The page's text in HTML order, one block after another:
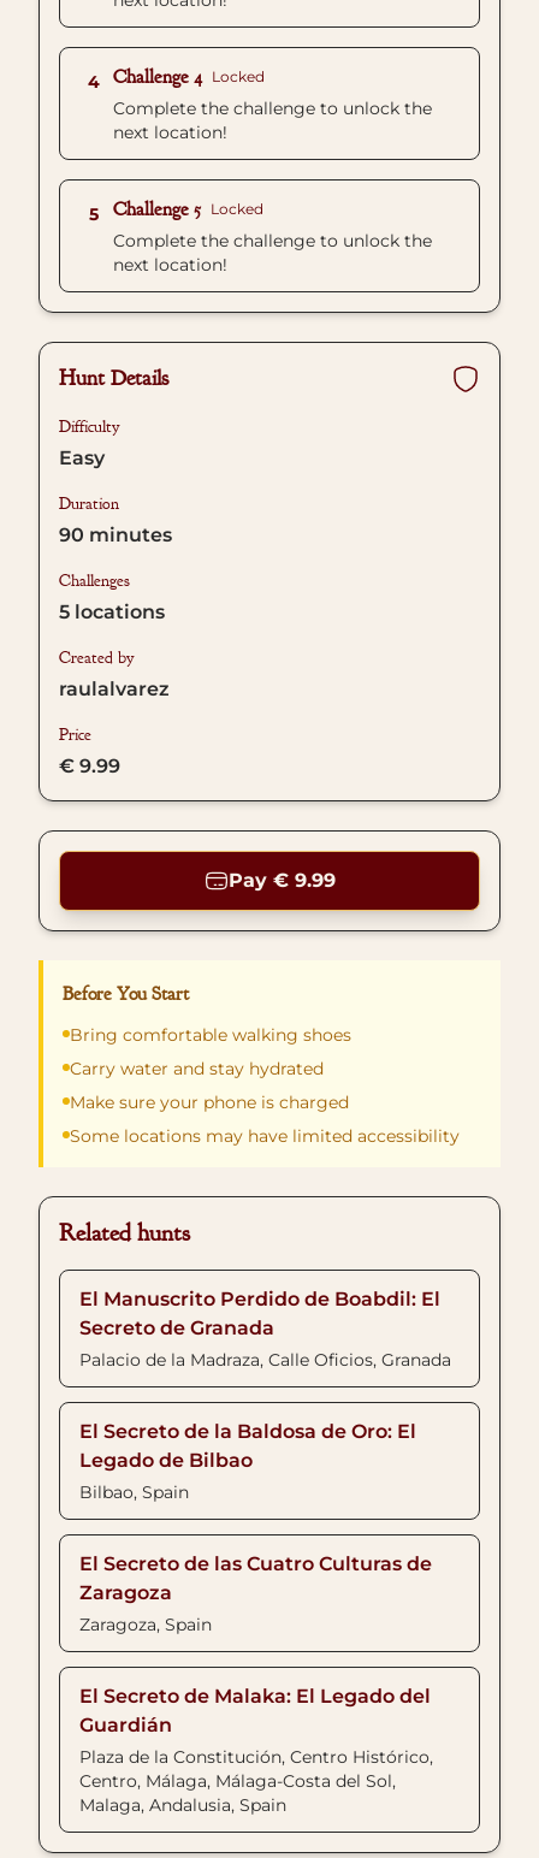
4 Challenge 4 Locked
Complete the challenge to unlock the
next location!
5 Challenge 5 Locked
Complete the challenge to unlock the
next location!
Hunt Details
Difficulty
Easy
Duration
90 minutes
Challenges
5 locations
Created by
raulalvarez
Price
€ 9.99
Pay € 9.99
Before You Start
Bring comfortable walking shoes
Carry water and stay hydrated
Make sure your phone is charged
Some locations may have limited accessibility
Related hunts
El Manuscrito Perdido de Boabdil: El
Secreto de Granada
Palacio de la Madraza, Calle Oficios, Granada
El Secreto de la Baldosa de Oro: El
Legado de Bilbao
Bilbao, Spain
El Secreto de las Cuatro Culturas de
Zaragoza
Zaragoza, Spain
El Secreto de Malaka: El Legado del
Guardián
Plaza de la Constitución, Centro Histórico,
Centro, Málaga, Málaga-Costa del Sol,
Malaga, Andalusia, Spain